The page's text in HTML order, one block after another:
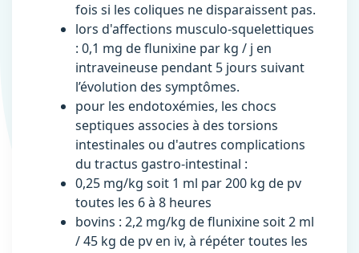
fois si les coliques ne disparaissent pas.
lors d'affections musculo-squelettiques
: 0,1 mg de flunixine par kg / j en
intraveineuse pendant 5 jours suivant
l’évolution des symptômes.
pour les endotoxémies, les chocs
septiques associes à des torsions
intestinales ou d'autres complications
du tractus gastro-intestinal :
0,25 mg/kg soit 1 ml par 200 kg de pv
toutes les 6 à 8 heures
bovins : 2,2 mg/kg de flunixine soit 2 ml
/ 45 kg de pv en iv, à répéter toutes les